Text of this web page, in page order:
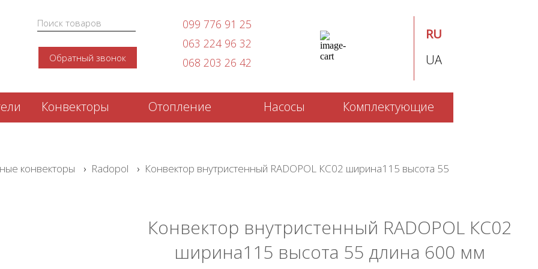
Обратный звонок
099 776 91 25
063 224 96 32
068 203 26 42
RU
UA
Конвекторы Отопление Насосы Комплектующие
конвекторы › Radopol › Конвектор внутристенный RADOPOL КС02 ширина115 высота 55
Конвектор внутристенный RADOPOL КС02
ширина115 высота 55 длина 600 мм